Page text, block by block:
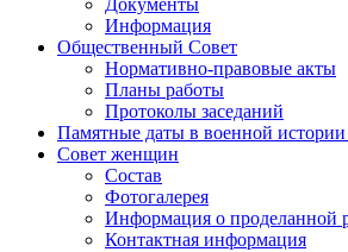
Документы
Информация
Общественный Совет
Нормативно-правовые акты
Планы работы
Протоколы заседаний
Памятные даты в военной истории
Совет женщин
Состав
Фотогалерея
Информация о проделанной
Контактная информация